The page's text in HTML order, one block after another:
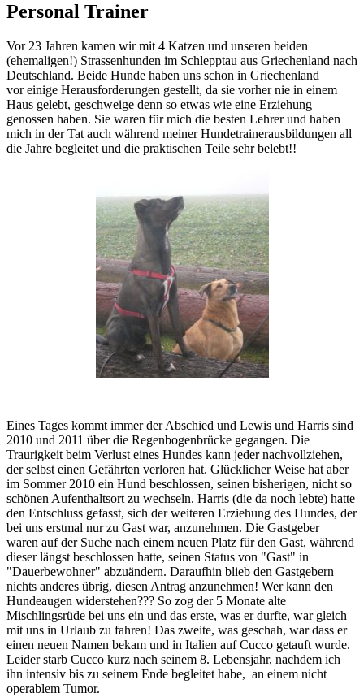
Personal Trainer
Vor 23 Jahren kamen wir mit 4 Katzen und unseren beiden
(ehemaligen!) Strassenhunden im Schlepptau aus Griechenland nach
Deutschland. Beide Hunde haben uns schon in Griechenland
vor einige Herausforderungen gestellt, da sie vorher nie in einem
Haus gelebt, geschweige denn so etwas wie eine Erziehung
genossen haben. Sie waren für mich die besten Lehrer und haben
mich in der Tat auch während meiner Hundetrainerausbildungen all
die Jahre begleitet und die praktischen Teile sehr belebt!!
Eines Tages kommt immer der Abschied und Lewis und Harris sind
2010 und 2011 über die Regenbogenbrücke gegangen. Die
Traurigkeit beim Verlust eines Hundes kann jeder nachvollziehen,
der selbst einen Gefährten verloren hat. Glücklicher Weise hat aber
im Sommer 2010 ein Hund beschlossen, seinen bisherigen, nicht so
schönen Aufenthaltsort zu wechseln. Harris (die da noch lebte) hatte
den Entschluss gefasst, sich der weiteren Erziehung des Hundes, der
bei uns erstmal nur zu Gast war, anzunehmen. Die Gastgeber
waren auf der Suche nach einem neuen Platz für den Gast, während
dieser längst beschlossen hatte, seinen Status von "Gast" in
"Dauerbewohner" abzuändern. Daraufhin blieb den Gastgebern
nichts anderes übrig, diesen Antrag anzunehmen! Wer kann den
Hundeaugen widerstehen??? So zog der 5 Monate alte
Mischlingsrüde bei uns ein und das erste, was er durfte, war gleich
mit uns in Urlaub zu fahren! Das zweite, was geschah, war dass er
einen neuen Namen bekam und in Italien auf Cucco getauft wurde.
Leider starb Cucco kurz nach seinem 8. Lebensjahr, nachdem ich
ihn intensiv bis zu seinem Ende begleitet habe, an einem nicht
operablem Tumor.